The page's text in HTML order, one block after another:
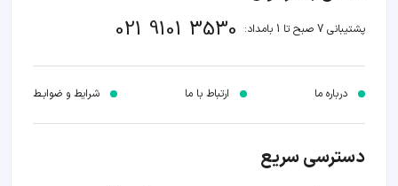
پشتیبانی 7 صبح تا 1 بامداد: 021 9101 3530
درباره ما ارتباط با ما شرایط و ضوابـط
دسترسی سریع